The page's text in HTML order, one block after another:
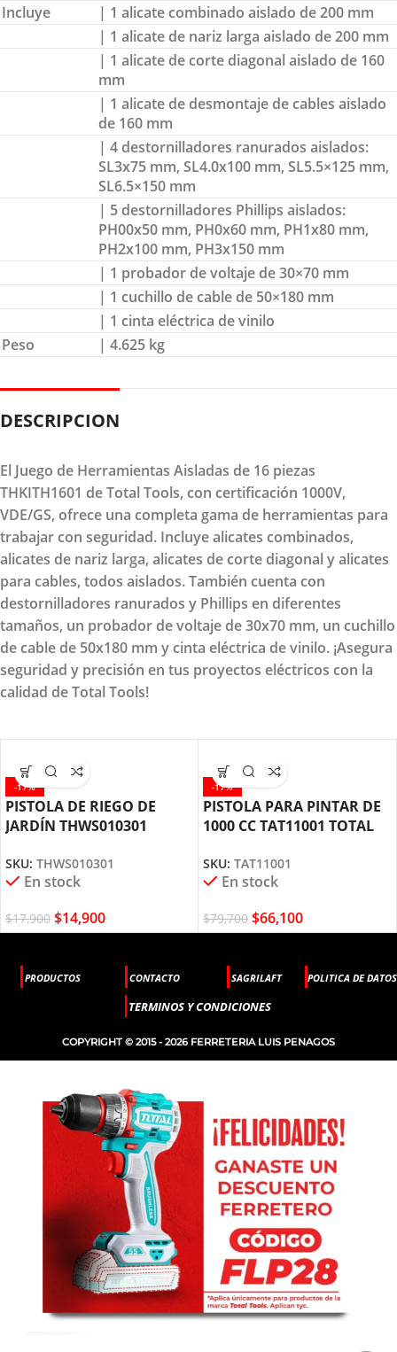
Incluye
| 1 alicate combinado aislado de 200 mm
| 1 alicate de nariz larga aislado de 200 mm
| 1 alicate de corte diagonal aislado de 160
mm
| 1 alicate de desmontaje de cables aislado
de 160 mm
| 4 destornilladores ranurados aislados:
SL3x75 mm, SL4.0x100 mm, SL5.5×125 mm,
SL6.5×150 mm
| 5 destornilladores Phillips aislados:
PH00x50 mm, PH0x60 mm, PH1x80 mm,
PH2x100 mm, PH3x150 mm
| 1 probador de voltaje de 30×70 mm
| 1 cuchillo de cable de 50×180 mm
| 1 cinta eléctrica de vinilo
Peso
| 4.625 kg
DESCRIPCION
El Juego de Herramientas Aisladas de 16 piezas
THKITH1601 de Total Tools, con certificación 1000V,
VDE/GS, ofrece una completa gama de herramientas para
trabajar con seguridad. Incluye alicates combinados,
alicates de nariz larga, alicates de corte diagonal y alicates
para cables, todos aislados. También cuenta con
destornilladores ranurados y Phillips en diferentes
tamaños, un probador de voltaje de 30x70 mm, un cuchillo
de cable de 50x180 mm y cinta eléctrica de vinilo. ¡Asegura
seguridad y precisión en tus proyectos eléctricos con la
calidad de Total Tools!
-17%
PISTOLA DE RIEGO DE
JARDÍN THWS010301
SKU: THWS010301
En stock
$17,900 $14,900
-17%
PISTOLA PARA PINTAR DE
1000 CC TAT11001 TOTAL
SKU: TAT11001
En stock
$79,700 $66,100
PRODUCTOS CONTACTO SAGRILAFT POLITICA DE DATOS
TERMINOS Y CONDICIONES
COPYRIGHT © 2015 - 2026 FERRETERIA LUIS PENAGOS